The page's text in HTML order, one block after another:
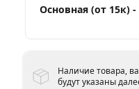
Основная (от 15к) -
Наличие товара,
будут указаны